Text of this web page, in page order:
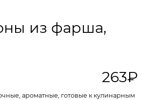
из фарша,
263₽
ароматные, готовые к кулинарным